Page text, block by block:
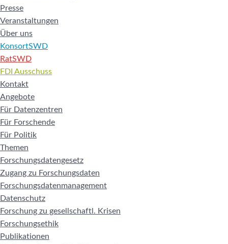
Presse
Veranstaltungen
Über uns
KonsortSWD
RatSWD
FDI Ausschuss
Kontakt
Angebote
Für Datenzentren
Für Forschende
Für Politik
Themen
Forschungsdatengesetz
Zugang zu Forschungsdaten
Forschungsdatenmanagement
Datenschutz
Forschung zu gesellschaftl. Krisen
Forschungsethik
Publikationen